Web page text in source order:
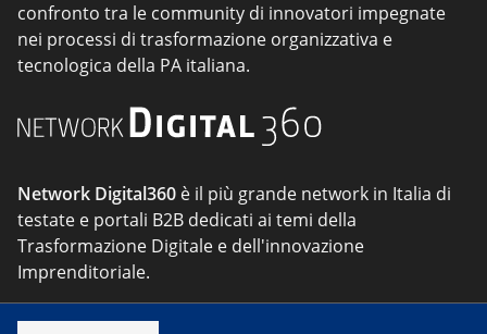
confronto tra le community di innovatori impegnate
nei processi di trasformazione organizzativa e
tecnologica della PA italiana.
Network Digital360 è il più grande network in Italia di
testate e portali B2B dedicati ai temi della
Trasformazione Digitale e dell'innovazione
Imprenditoriale.